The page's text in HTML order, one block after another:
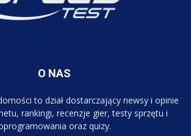
O NAS
to dział dostarczający newsy i opinie
rankingi, recenzje gier, testy sprzętu i
oraz quizy.